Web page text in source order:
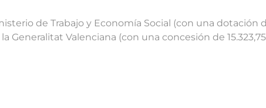
de Trabajo y Economía Social (con una dotación
Valenciana (con una concesión de